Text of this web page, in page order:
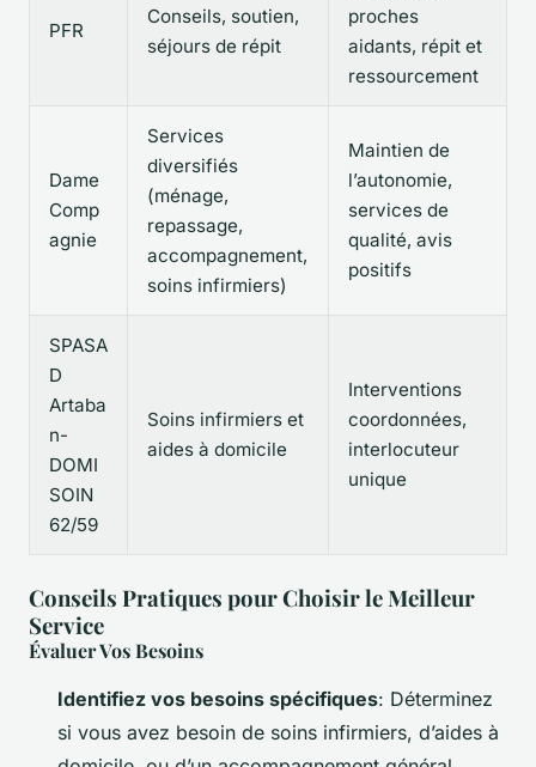
PFR
Conseils, soutien,
séjours de répit
proches
aidants, répit et
ressourcement
Dame
Comp
agnie
Services
diversifiés
(ménage,
repassage,
accompagnement,
soins infirmiers)
Maintien de
l’autonomie,
services de
qualité, avis
positifs
SPASA
D
Artaba
n-
DOMI
SOIN
62/59
Soins infirmiers et
aides à domicile
Interventions
coordonnées,
interlocuteur
unique
Conseils Pratiques pour Choisir le Meilleur
Service
Évaluer Vos Besoins
Identifiez vos besoins spécifiques: Déterminez
si vous avez besoin de soins infirmiers, d’aides à